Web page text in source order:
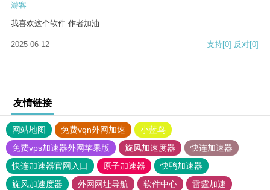
游客
我喜欢这个软件 作者加油
2025-06-12 支持[0] 反对[0]
友情链接
网站地图 免费vqn外网加速
小蓝鸟
免费vps加速器外网苹果版
旋风加速度器
快连加速器
快连加速器官网入口
原子加速器
快鸭加速器
旋风加速度器
外网网址导航 软件中心
雷霆加速